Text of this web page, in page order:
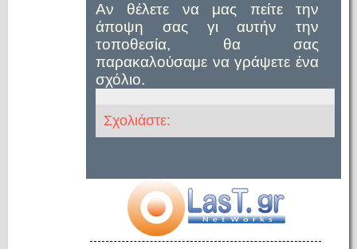
Αν θέλετε να μας πείτε την
άποψη σας γι αυτήν την
τοποθεσία, θα σας
παρακαλούσαμε να γράψετε ένα
σχόλιο.
Σχολιάστε: